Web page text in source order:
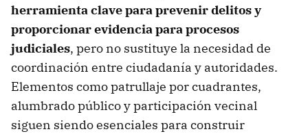
herramienta clave para prevenir delitos y
proporcionar evidencia para procesos
judiciales, pero no sustituye la necesidad de
coordinación entre ciudadanía y autoridades.
Elementos como patrullaje por cuadrantes,
alumbrado público y participación vecinal
siguen siendo esenciales para construir